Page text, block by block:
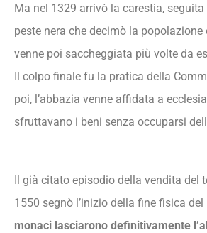
Ma nel 1329 arrivò la carestia,
peste nera che decimò la popolazione
venne poi saccheggiata più volte da
Il colpo finale fu la pratica della
poi, l’abbazia venne affidata a
sfruttavano i beni senza occuparsi
Il già citato episodio della vendita del
1550 segnò l’inizio della fine fisica
monaci lasciarono definitivamente